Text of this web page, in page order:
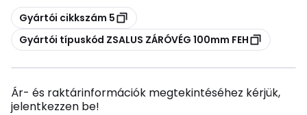
Másolás
Gyártói cikkszám 5
Másolás
Gyártói típuskód ZSALUS ZÁRÓVÉG 100mm FEH
Ár- és raktárinformációk megtekintéséhez kérjük,
jelentkezzen be!